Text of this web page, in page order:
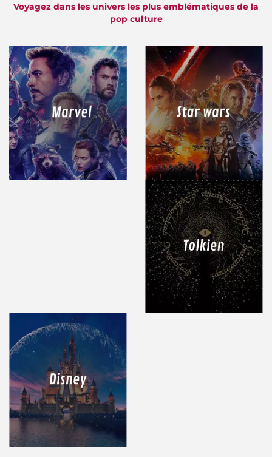
Voyagez dans les univers les plus emblématiques de la
pop culture